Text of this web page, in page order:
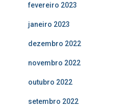
fevereiro 2023
janeiro 2023
dezembro 2022
novembro 2022
outubro 2022
setembro 2022